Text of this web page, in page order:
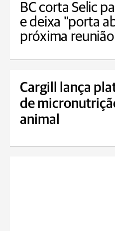
BC corta Selic
e deixa "porta
próxima reunião
Cargill lança
de
animal